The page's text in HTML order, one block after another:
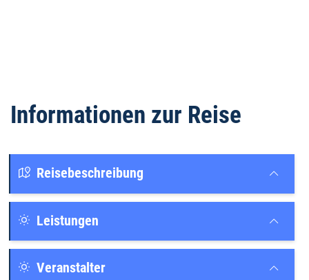
Informationen zur Reise
Reisebeschreibung
Leistungen
Veranstalter